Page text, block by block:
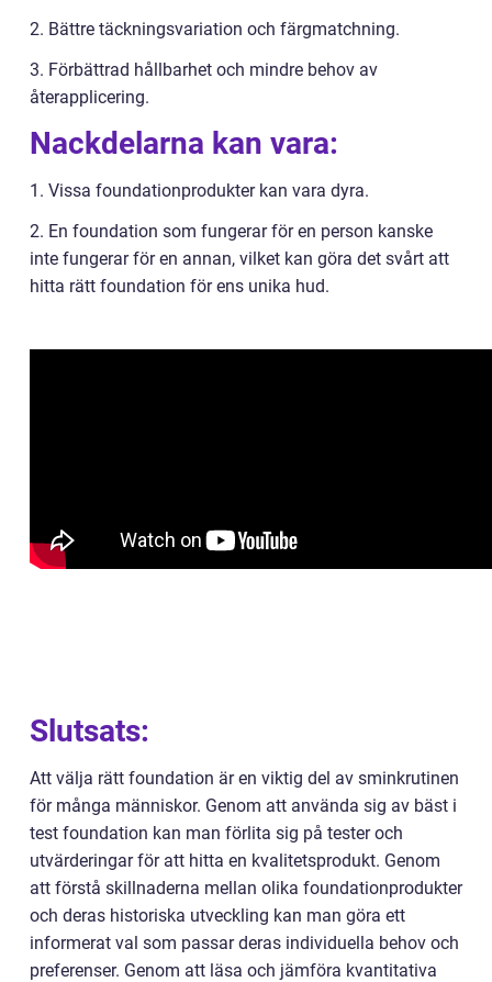
2. Bättre täckningsvariation och färgmatchning.
3. Förbättrad hållbarhet och mindre behov av
återapplicering.
Nackdelarna kan vara:
1. Vissa foundationprodukter kan vara dyra.
2. En foundation som fungerar för en person kanske
inte fungerar för en annan, vilket kan göra det svårt att
hitta rätt foundation för ens unika hud.
Slutsats:
Att välja rätt foundation är en viktig del av sminkrutinen
för många människor. Genom att använda sig av bäst i
test foundation kan man förlita sig på tester och
utvärderingar för att hitta en kvalitetsprodukt. Genom
att förstå skillnaderna mellan olika foundationprodukter
och deras historiska utveckling kan man göra ett
informerat val som passar deras individuella behov och
preferenser. Genom att läsa och jämföra kvantitativa